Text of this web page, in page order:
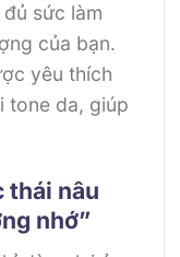
sức làm
của bạn.
yêu thích
tone da, giúp
thái nâu
nhớ”